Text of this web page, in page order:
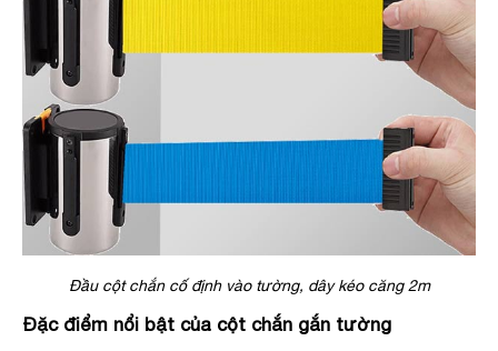
Đầu cột chắn cố định vào tường, dây kéo căng 2m
Đặc điểm nổi bật của cột chắn gắn tường